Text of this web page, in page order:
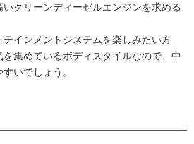
いクリーンディーゼルエンジンを求める
テインメントシステムを楽しみたい方
集めているボディスタイルなので、中
いでしょう。